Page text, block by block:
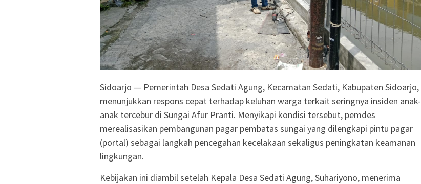
Sidoarjo — Pemerintah Desa Sedati Agung, Kecamatan Sedati, Kabupaten Sidoarjo,
menunjukkan respons cepat terhadap keluhan warga terkait seringnya insiden anak-
anak tercebur di Sungai Afur Pranti. Menyikapi kondisi tersebut, pemdes
merealisasikan pembangunan pagar pembatas sungai yang dilengkapi pintu pagar
(portal) sebagai langkah pencegahan kecelakaan sekaligus peningkatan keamanan
lingkungan.
Kebijakan ini diambil setelah Kepala Desa Sedati Agung, Suhariyono, menerima